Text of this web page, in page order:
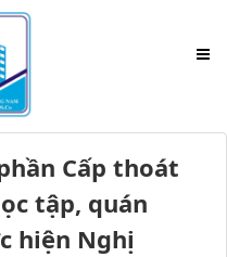
Cấp thoát
tập, quán
hiện Nghị